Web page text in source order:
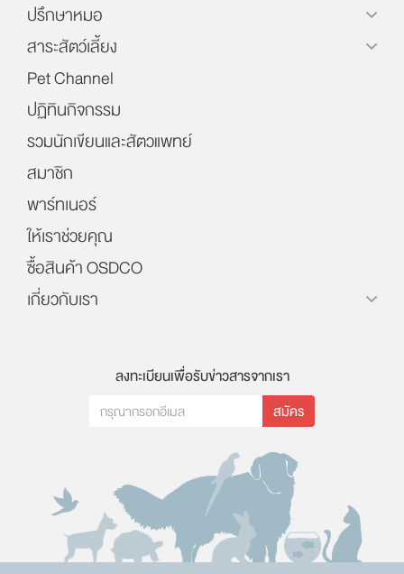
ปรึกษาหมอ
สาระสัตว์เลี้ยง
Pet Channel
ปฏิทินกิจกรรม
รวมนักเขียนและสัตวแพทย์
สมาชิก
พาร์ทเนอร์
ให้เราช่วยคุณ
ซื้อสินค้า OSDCO
เกี่ยวกับเรา
ลงทะเบียนเพื่อรับข่าวสารจากเรา
สมัคร